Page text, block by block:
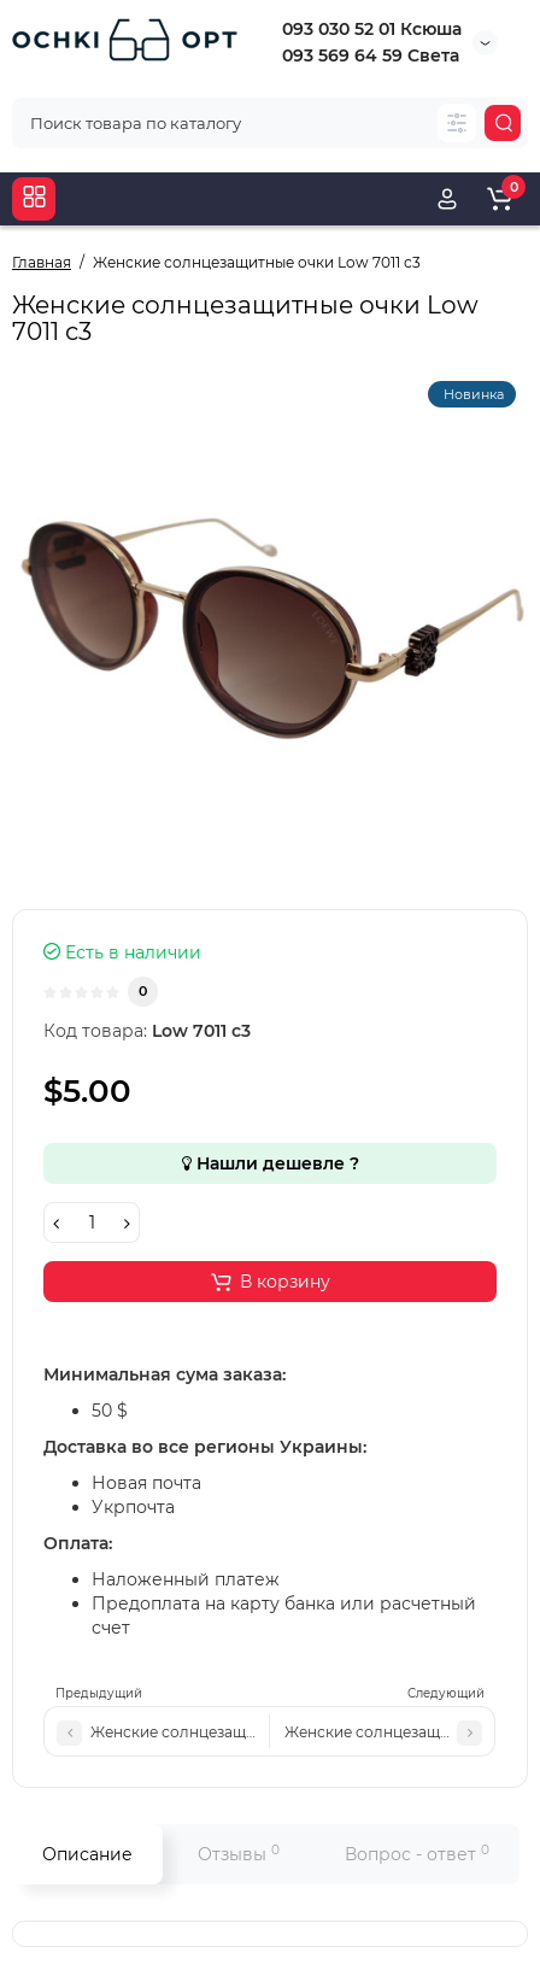
093 030 52 01 Ксюша
093 569 64 59 Света
0
Главная Женские солнцезащитные очки Low 7011 с3
Женские солнцезащитные очки Low
7011 с3
Новинка
Предыдущий Следующий
Женские солнцезащитные очки Low 7011 с4 золото-
Женские солнцезащитные очки
Есть в наличии
0
Код товара: Low 7011 с3
$5.00
Нашли дешевле ?
В корзину
Минимальная сума заказа:
50 $
Доставка во все регионы Украины:
Новая почта
Укрпочта
Оплата:
Наложенный платеж
Предоплата на карту банка или расчетный
счет
Описание Отзывы 0 Вопрос - ответ 0